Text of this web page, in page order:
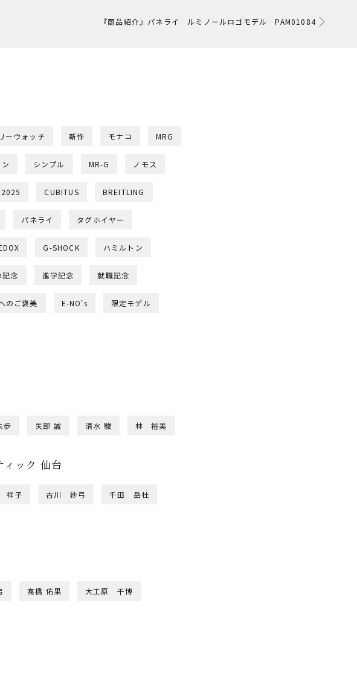
『商品紹介』パネライ ルミノールロゴモデル PAM01084
ーウォッチ 新作 モナコ MRG
シンプル MR-G ノモス
CUBITUS BREITLING
パネライ タグホイヤー
G-SHOCK ハミルトン
記念 進学記念 就職記念
のご褒美 E-NO's 限定モデル
歩 矢部 誠 清水 駿 林 裕美
ィック 仙台
祥子 古川 紗弓 千田 岳杜
髙橋 佑果 大工原 千博